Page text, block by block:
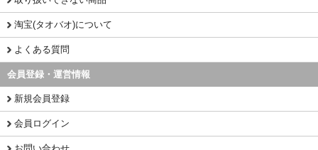
淘宝(タオバオ)について
よくある質問
会員登録・運営情報
新規会員登録
会員ログイン